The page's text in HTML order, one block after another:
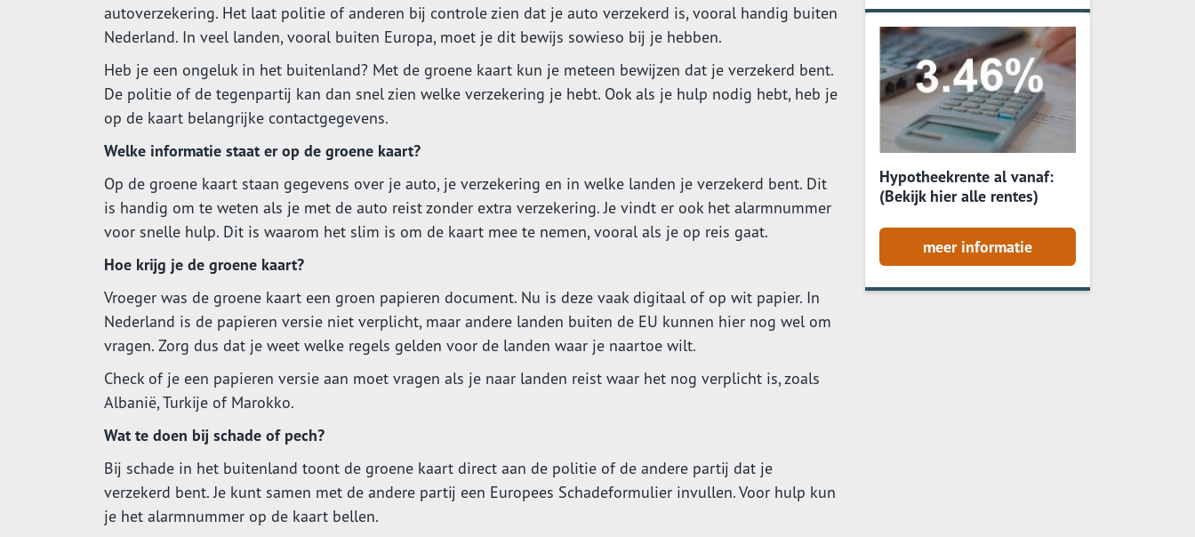
autoverzekering. Het laat politie of anderen bij controle zien dat je auto verzekerd is, vooral handig buiten
Nederland. In veel landen, vooral buiten Europa, moet je dit bewijs sowieso bij je hebben.
Heb je een ongeluk in het buitenland? Met de groene kaart kun je meteen bewijzen dat je verzekerd bent.
De politie of de tegenpartij kan dan snel zien welke verzekering je hebt. Ook als je hulp nodig hebt, heb je
op de kaart belangrijke contactgegevens.
Welke informatie staat er op de groene kaart?
Op de groene kaart staan gegevens over je auto, je verzekering en in welke landen je verzekerd bent. Dit
is handig om te weten als je met de auto reist zonder extra verzekering. Je vindt er ook het alarmnummer
voor snelle hulp. Dit is waarom het slim is om de kaart mee te nemen, vooral als je op reis gaat.
Hoe krijg je de groene kaart?
Vroeger was de groene kaart een groen papieren document. Nu is deze vaak digitaal of op wit papier. In
Nederland is de papieren versie niet verplicht, maar andere landen buiten de EU kunnen hier nog wel om
vragen. Zorg dus dat je weet welke regels gelden voor de landen waar je naartoe wilt.
Check of je een papieren versie aan moet vragen als je naar landen reist waar het nog verplicht is, zoals
Albanië, Turkije of Marokko.
Wat te doen bij schade of pech?
Bij schade in het buitenland toont de groene kaart direct aan de politie of de andere partij dat je
verzekerd bent. Je kunt samen met de andere partij een Europees Schadeformulier invullen. Voor hulp kun
je het alarmnummer op de kaart bellen.
Hypotheekrente al vanaf:
(Bekijk hier alle rentes)
meer informatie